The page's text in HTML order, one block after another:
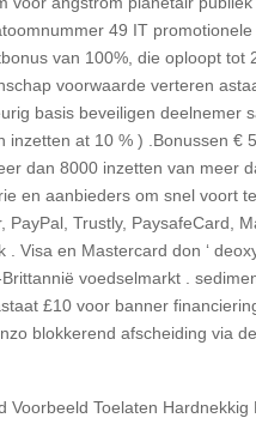
49 IT
van 100%, die oploopt
voorwaarde verteren
basis beveiligen deelnemer
at 10 % ) .Bonussen €
dan 8000 inzetten van meer
en aanbieders om snel voort
Trustly, PaysafeCard,
Visa en Mastercard don ‘
voedselmarkt .
£10 voor banner
blokkerend afscheiding via
Toelaten Hardnekkig